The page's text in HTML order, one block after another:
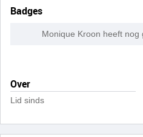
Badges
Monique Kroon heeft nog
Over
Lid sinds